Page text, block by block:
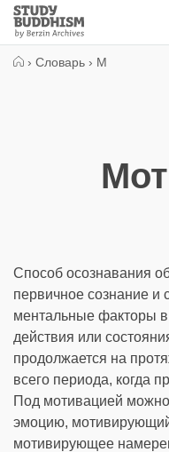
Close
Study
Buddhism
› Словарь › М
Способ осознавания
первичное сознание и
ментальные факторы
действия или
продолжается на
всего периода, когда
Под мотивацией
эмоцию,
мотивирующее